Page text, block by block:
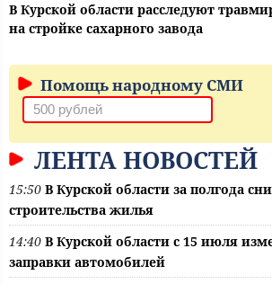
В Курской области расследуют
на стройке сахарного завода
Помощь народному СМИ
ЛЕНТА НОВОСТЕЙ
15:50 В Курской области за полгода
строительства жилья
14:40 В Курской области с 15 июля
заправки автомобилей